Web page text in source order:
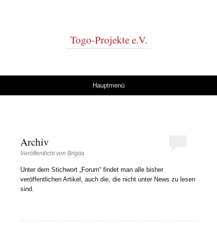
Togo-Projekte e.V.
Hauptmenü
Archiv
Veröffentlicht vonBrigita
Unter dem Stichwort „Forum“ findet man alle bisher
veröffentlichen Artikel, auch die, die nicht unter News zu lesen
sind.